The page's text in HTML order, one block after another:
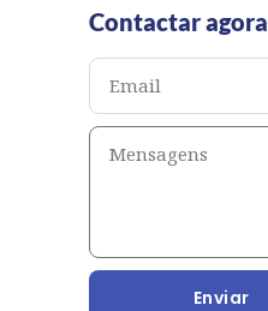
Contactar agora
Enviar